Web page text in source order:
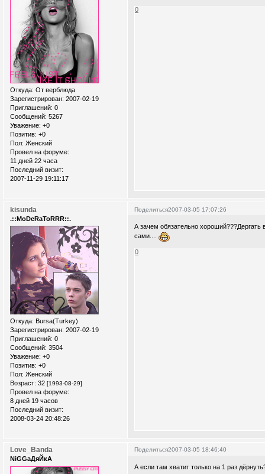
Откуда: От верблюда
Зарегистрирован: 2007-02-19
Приглашений: 0
Сообщений: 5267
Уважение: +0
Позитив: +0
Пол: Женский
Провел на форуме:
11 дней 22 часа
Последний визит:
2007-11-29 19:11:17
0
Поделиться2007-03-05 17:07:26
kisunda
.::MoDeRaToRRR::.
Откуда: Bursa(Turkey)
Зарегистрирован: 2007-02-19
Приглашений: 0
Сообщений: 3504
Уважение: +0
Позитив: +0
Пол: Женский
Возраст: 32 [1993-08-29]
Провел на форуме:
8 дней 19 часов
Последний визит:
2008-03-24 20:48:26
А зачем обязательно
сами....
0
Поделиться2007-03-05 18:46:40
Love_Banda
NiGGaДяЙкА
А если там хватит только на 1 раз